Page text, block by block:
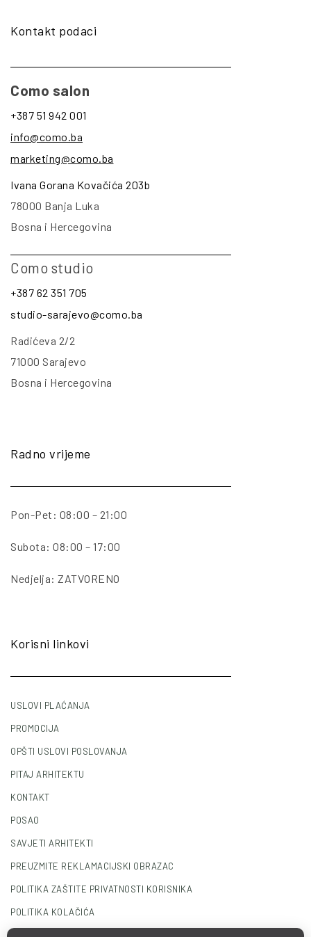
Kontakt podaci
Como salon
+387 51 942 001
info@como.ba
marketing@como.ba
Ivana Gorana Kovačića 203b
78000 Banja Luka
Bosna i Hercegovina
Como studio
+387 62 351 705
studio-sarajevo@como.ba
Radićeva 2/2
71000 Sarajevo
Bosna i Hercegovina
Radno vrijeme
Pon-Pet: 08:00 – 21:00
Subota: 08:00 – 17:00
Nedjelja: ZATVORENO
Korisni linkovi
USLOVI PLAĆANJA
PROMOCIJA
OPŠTI USLOVI POSLOVANJA
PITAJ ARHITEKTU
KONTAKT
POSAO
SAVJETI ARHITEKTI
PREUZMITE REKLAMACIJSKI OBRAZAC
POLITIKA ZAŠTITE PRIVATNOSTI KORISNIKA
POLITIKA KOLAČIĆA